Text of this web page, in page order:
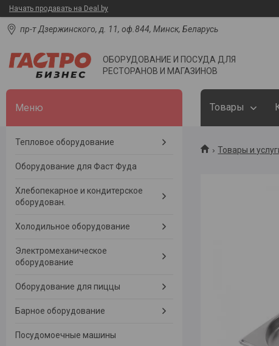
Начать продавать на Deal.by
пр-т Дзержинского, д. 11, оф.844, Минск, Беларусь
ОБОРУДОВАНИЕ И ПОСУДА ДЛЯ
РЕСТОРАНОВ И МАГАЗИНОВ
Товары
Товары и
Тепловое оборудование
Оборудование для Фаст Фуда
Хлебопекарное и кондитерское
оборудован.
Холодильное оборудование
Электромеханическое
оборудование
Оборудование для пиццы
Барное оборудование
Посудомоечные машины